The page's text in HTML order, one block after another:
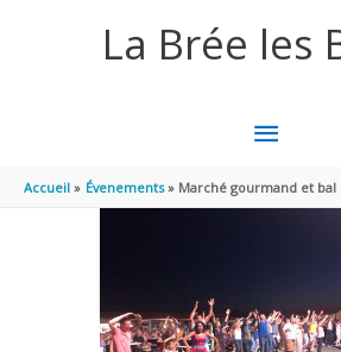
La Brée les
MENU
Accueil Évenements Marché gourmand et bal